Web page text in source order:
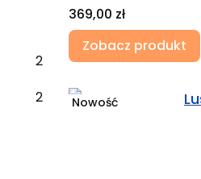
2
2
Cena
369,00 zł
Zobacz produkt
Nowość